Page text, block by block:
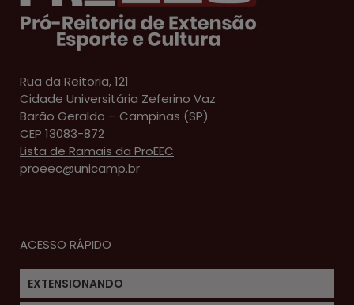
Rua da Reitoria, 121
Cidade Universitária Zeferino Vaz
Barão Geraldo – Campinas (SP)
CEP 13083-872
Lista de Ramais da ProEEC
proeec@unicamp.br
ACESSO RÁPIDO
EXTENSIONANDO